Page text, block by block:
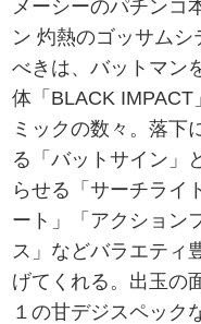
メーシーのパチンコ
ン 灼熱のゴッサム
べきは、バットマン
体「BLACK
ミックの数々。落下
る「バットサイン」
らせる「サーチライ
ート」「アクション
ス」などバラエティ
げてくれる。出玉の
１の甘デジスペック